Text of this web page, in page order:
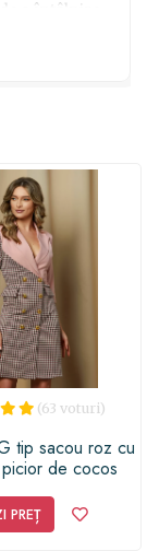
o întâlnire
neobservate,
de o apariție
le vei primi!
(63 voturi)
tip sacou roz cu
de cocos
PREȚ